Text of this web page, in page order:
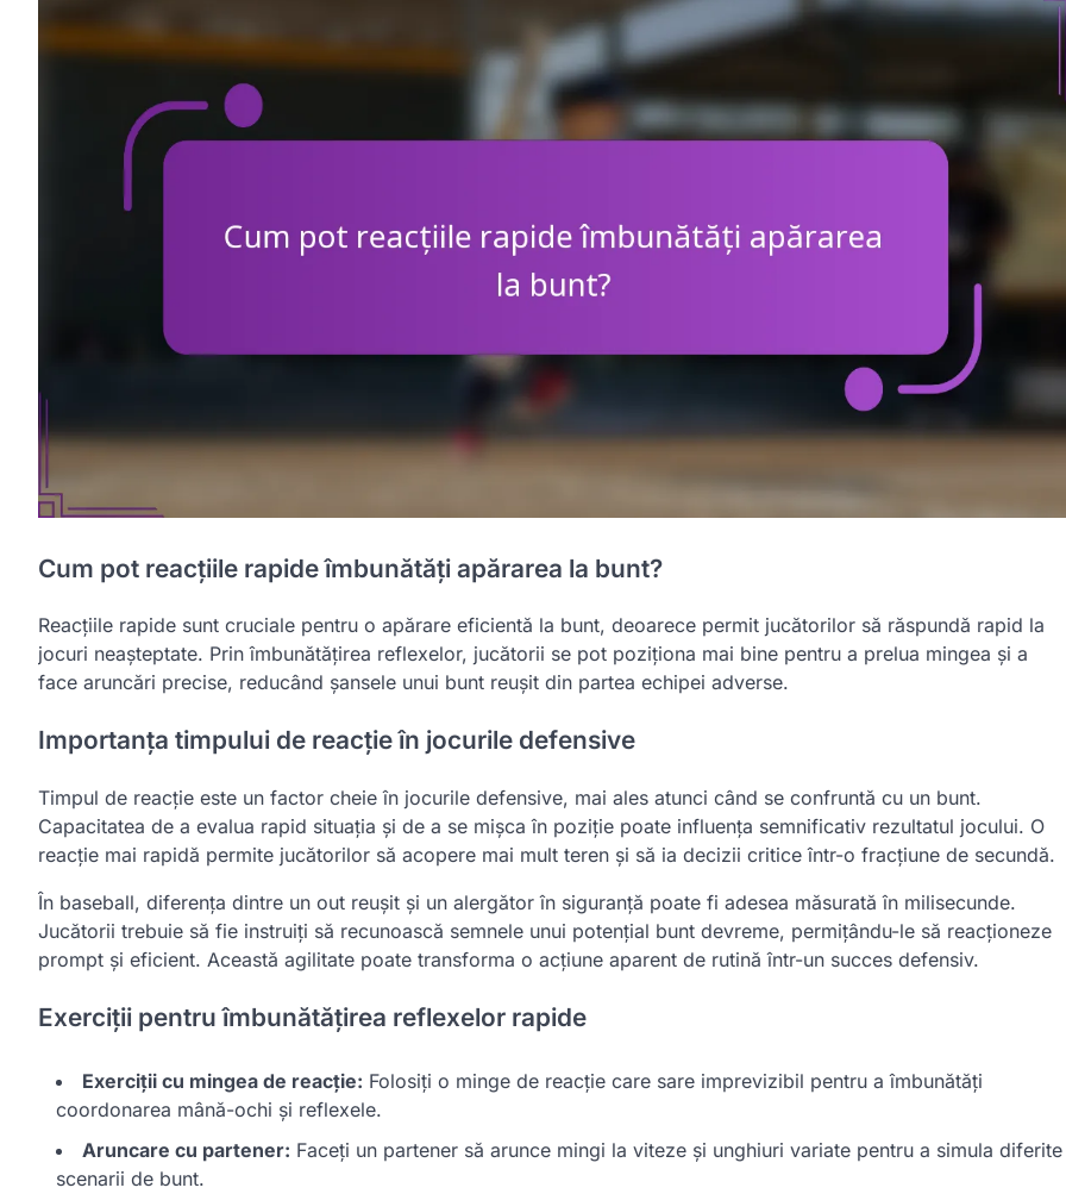
Cum pot reacțiile rapide îmbunătăți apărarea la bunt?
Reacțiile rapide sunt cruciale pentru o apărare eficientă la bunt, deoarece permit jucătorilor să răspundă rapid la
jocuri neașteptate. Prin îmbunătățirea reflexelor, jucătorii se pot poziționa mai bine pentru a prelua mingea și a
face aruncări precise, reducând șansele unui bunt reușit din partea echipei adverse.
Importanța timpului de reacție în jocurile defensive
Timpul de reacție este un factor cheie în jocurile defensive, mai ales atunci când se confruntă cu un bunt.
Capacitatea de a evalua rapid situația și de a se mișca în poziție poate influența semnificativ rezultatul jocului. O
reacție mai rapidă permite jucătorilor să acopere mai mult teren și să ia decizii critice într-o fracțiune de secundă.
În baseball, diferența dintre un out reușit și un alergător în siguranță poate fi adesea măsurată în milisecunde.
Jucătorii trebuie să fie instruiți să recunoască semnele unui potențial bunt devreme, permițându-le să reacționeze
prompt și eficient. Această agilitate poate transforma o acțiune aparent de rutină într-un succes defensiv.
Exerciții pentru îmbunătățirea reflexelor rapide
Exerciții cu mingea de reacție: Folosiți o minge de reacție care sare imprevizibil pentru a îmbunătăți
coordonarea mână-ochi și reflexele.
Aruncare cu partener: Faceți un partener să arunce mingi la viteze și unghiuri variate pentru a simula diferite
scenarii de bunt.